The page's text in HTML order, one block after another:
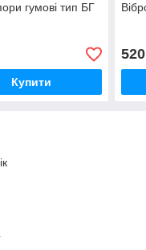
гумові тип БГ
Купити
520